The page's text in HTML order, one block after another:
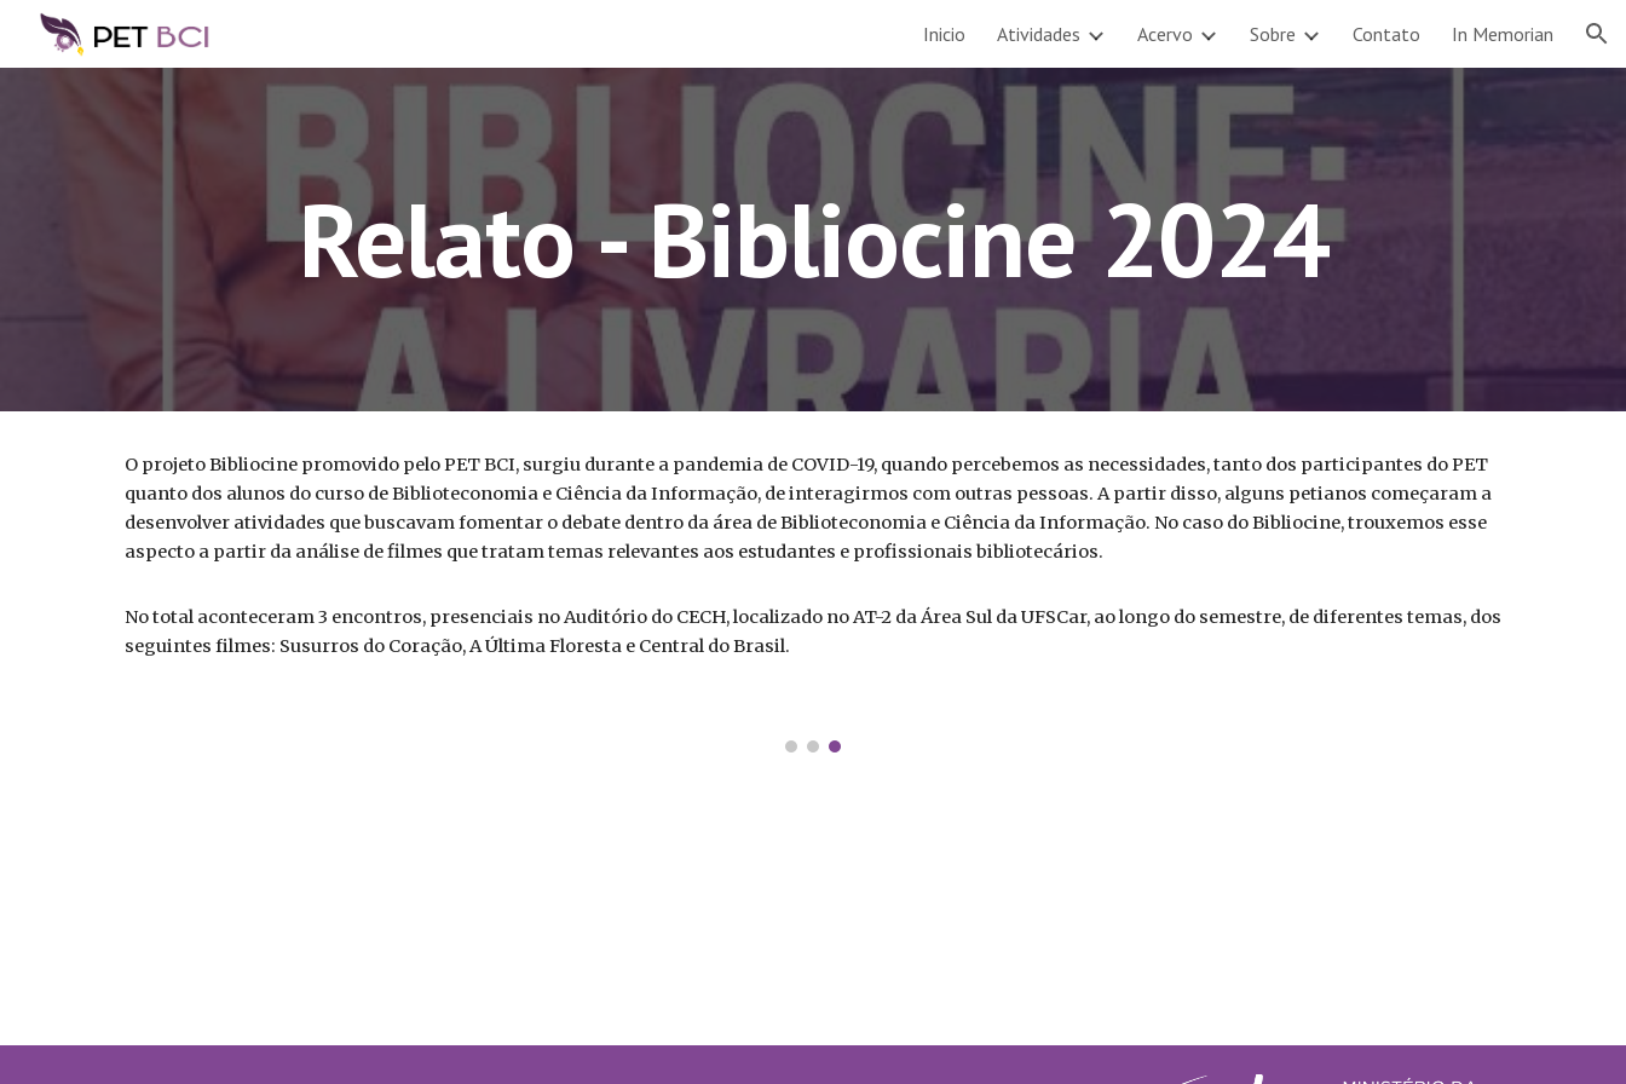
Skip to navigation
Inicio Atividades Acervo Sobre Contato In Memorian
Relato - Bibliocine 2024
O projeto Bibliocine promovido pelo PET BCI, surgiu durante a pandemia de COVID-19, quando percebemos as necessidades, tanto dos participantes do PET
quanto dos alunos do curso de Biblioteconomia e Ciência da Informação, de interagirmos com outras pessoas. A partir disso, alguns petianos começaram a
desenvolver atividades que buscavam fomentar o debate dentro da área de Biblioteconomia e Ciência da Informação. No caso do Bibliocine, trouxemos esse
aspecto a partir da análise de filmes que tratam temas relevantes aos estudantes e profissionais bibliotecários.
No total aconteceram3 encontros, presenciais no Auditório do CECH, localizado no AT-2 da Área Sul da UFSCar, ao longo do semestre, de diferentes temas, dos
seguintes filmes: Susurros do Coração, A Última Floresta e Central do Brasil.